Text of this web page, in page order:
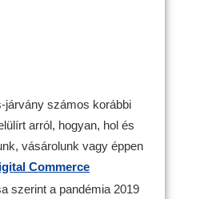
járvány számos korábbi
arról, hogyan, hol és
vásárolunk vagy éppen
Commerce
szerint a pandémia 2019